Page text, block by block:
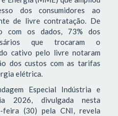
dos consumidores ao
de livre contratação. De
com os dados, 73% dos
que trocaram o
cativo pelo livre notaram
dos custos com as tarifas
elétrica.
Especial Indústria e
2026, divulgada nesta
feira (30) pela CNI, revela